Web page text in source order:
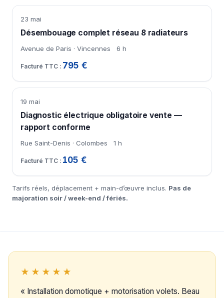
23 mai
Désembouage complet réseau 8 radiateurs
Avenue de Paris · Vincennes 6 h
795 €
19 mai
Diagnostic électrique obligatoire vente —
rapport conforme
Rue Saint-Denis · Colombes 1 h
105 €
Tarifs réels, déplacement + main-d’œuvre inclus. Pas de
majoration soir / week-end / fériés.
★★★★★
« Installation domotique + motorisation volets. Beau